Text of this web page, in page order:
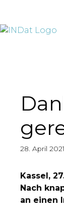
28. April 2021
Kassel,
Nach
an einen